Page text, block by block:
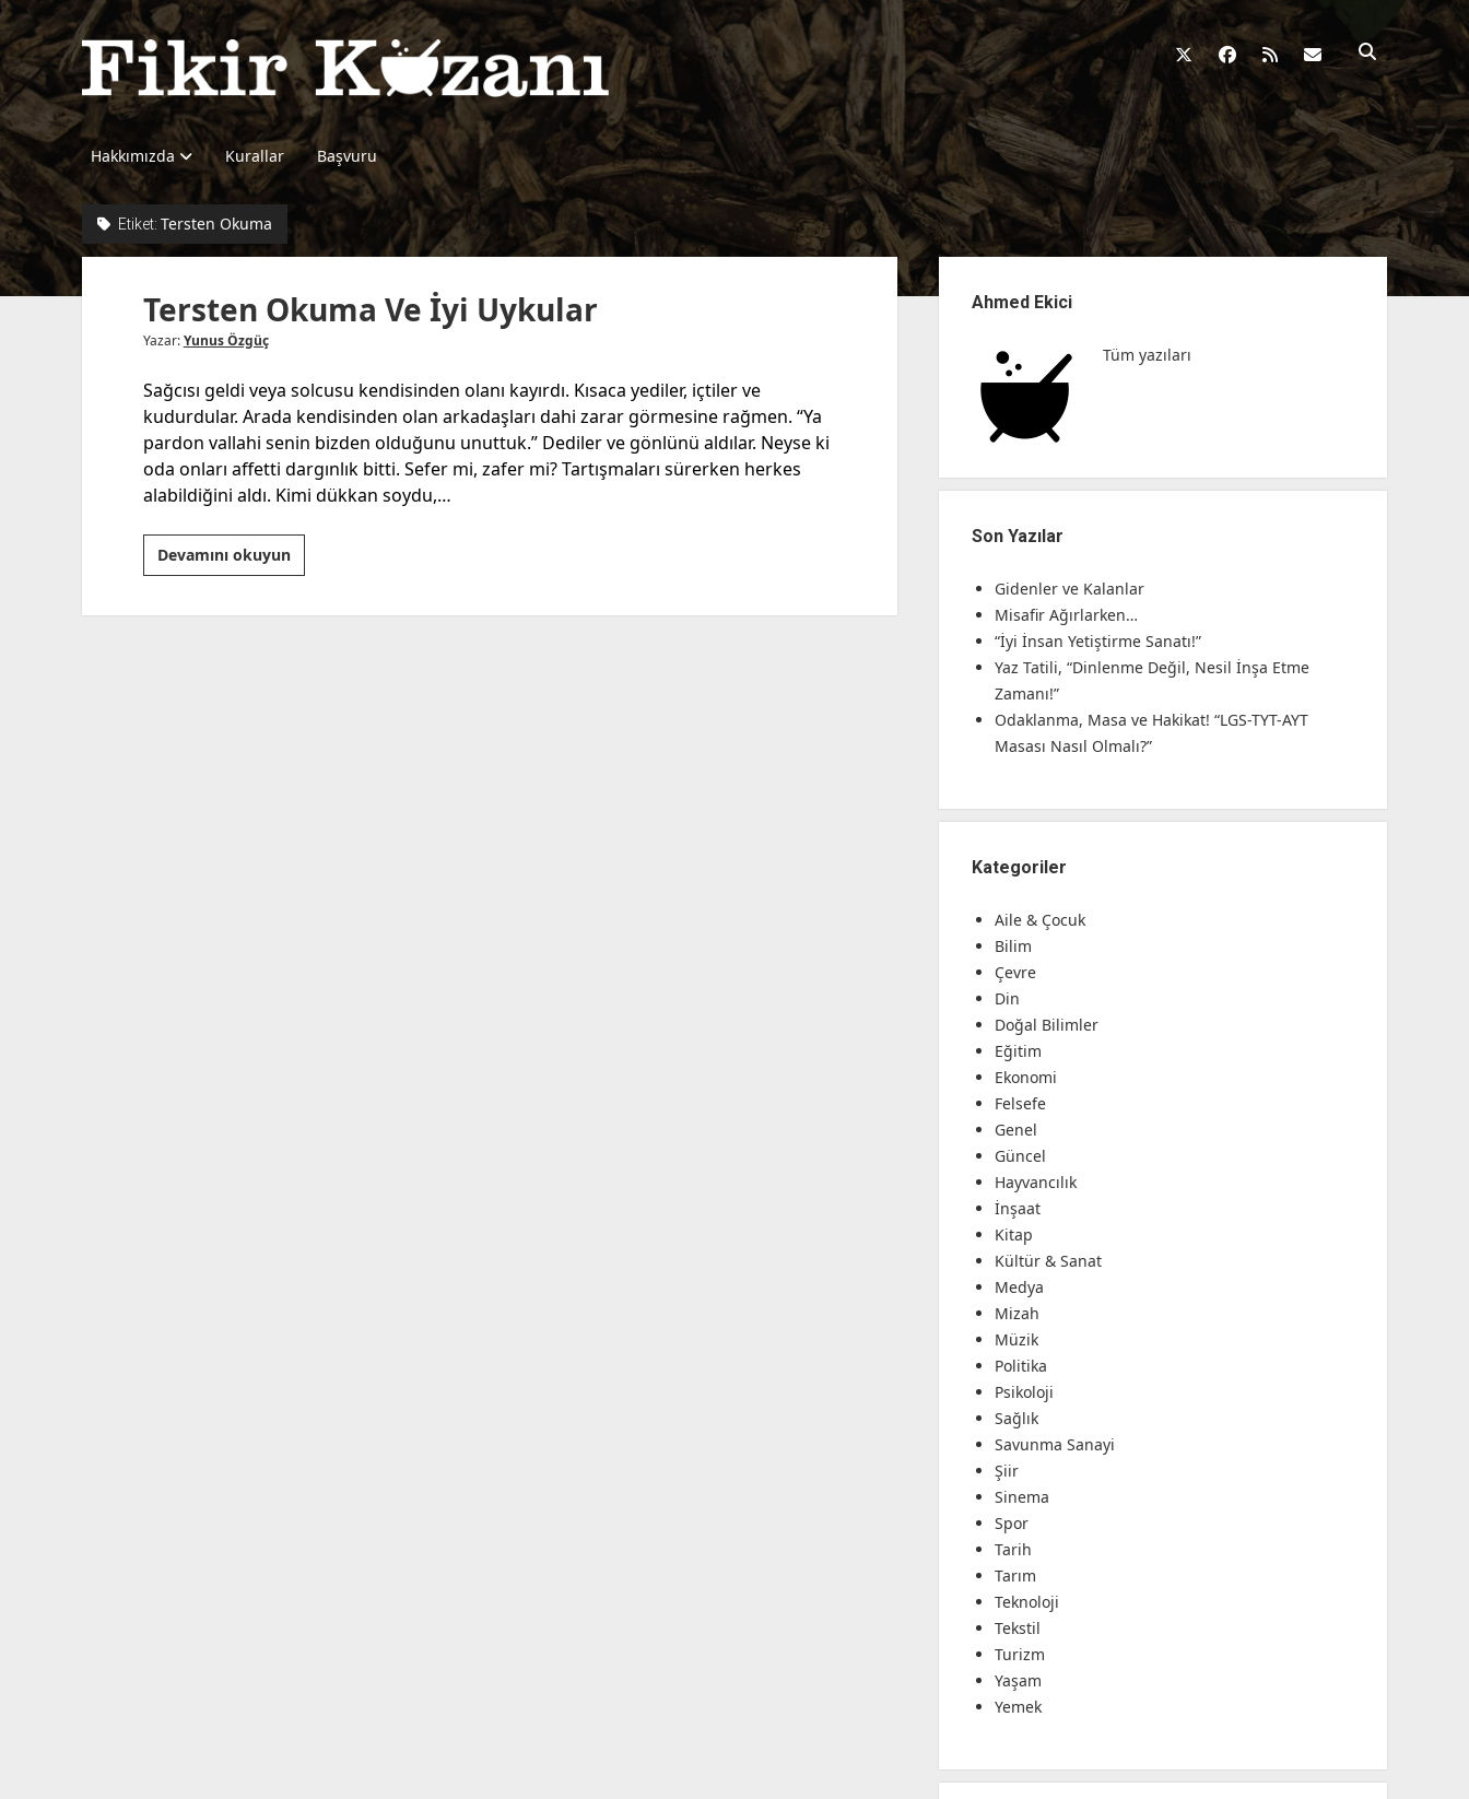
Fikir
Kazanı
twitterfacebook
rss
Hakkımızda Kurallar Başvuru
Etiket: Tersten Okuma
Tersten Okuma Ve İyi Uykular
Yazar:Yunus Özgüç
Sağcısı geldi veya solcusu kendisinden olanı kayırdı. Kısaca yediler, içtiler ve
kudurdular. Arada kendisinden olan arkadaşları dahi zarar görmesine rağmen. “Ya
pardon vallahi senin bizden olduğunu unuttuk.” Dediler ve gönlünü aldılar. Neyse ki
oda onları affetti dargınlık bitti. Sefer mi, zafer mi? Tartışmaları sürerken herkes
alabildiğini aldı. Kimi dükkan soydu,…
Devamını okuyunTersten
Okuma
MenüAhmed Ekici
Tüm yazıları
Son Yazılar
Gidenler ve Kalanlar
Misafir Ağırlarken…
“İyi İnsan Yetiştirme Sanatı!”
Yaz Tatili, “Dinlenme Değil, Nesil İnşa Etme
Zamanı!”
Odaklanma, Masa ve Hakikat! “LGS-TYT-AYT
Masası Nasıl Olmalı?”
Kategoriler
Aile & Çocuk
Bilim
Çevre
Din
Doğal Bilimler
Eğitim
Ekonomi
Felsefe
Genel
Güncel
Hayvancılık
İnşaat
Kitap
Kültür & Sanat
Medya
Mizah
Müzik
Politika
Psikoloji
Sağlık
Savunma Sanayi
Şiir
Sinema
Spor
Tarih
Tarım
Teknoloji
Tekstil
Turizm
Yaşam
Yemek